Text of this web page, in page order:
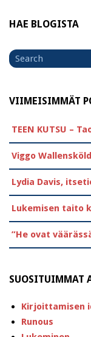
HAE BLOGISTA
Search
for
VIIMEISIMMÄT
TEEN KUTSU –
Viggo
Lydia Davis,
Lukemisen taito
”He ovat
SUOSITUIMMAT
Kirjoittamisen
Runous